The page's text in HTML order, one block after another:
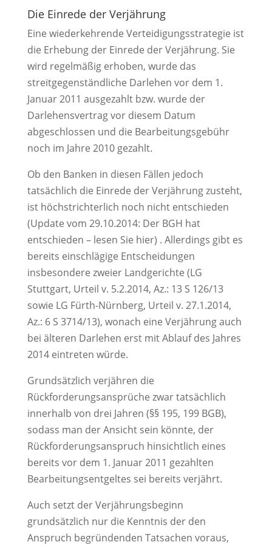
Die Einrede der Verjährung
Eine wiederkehrende Verteidigungsstrategie ist
die Erhebung der Einrede der Verjährung. Sie
wird regelmäßig erhoben, wurde das
streitgegenständliche Darlehen vor dem 1.
Januar 2011 ausgezahlt bzw. wurde der
Darlehensvertrag vor diesem Datum
abgeschlossen und die Bearbeitungsgebühr
noch im Jahre 2010 gezahlt.
Ob den Banken in diesen Fällen jedoch
tatsächlich die Einrede der Verjährung zusteht,
ist höchstrichterlich noch nicht entschieden
(Update vom 29.10.2014: Der BGH hat
entschieden – lesen Sie hier) . Allerdings gibt es
bereits einschlägige Entscheidungen
insbesondere zweier Landgerichte (LG
Stuttgart, Urteil v. 5.2.2014, Az.: 13 S 126/13
sowie LG Fürth-Nürnberg, Urteil v. 27.1.2014,
Az.: 6 S 3714/13), wonach eine Verjährung auch
bei älteren Darlehen erst mit Ablauf des Jahres
2014 eintreten würde.
Grundsätzlich verjähren die
Rückforderungsansprüche zwar tatsächlich
innerhalb von drei Jahren (§§ 195, 199 BGB),
sodass man der Ansicht sein könnte, der
Rückforderungsanspruch hinsichtlich eines
bereits vor dem 1. Januar 2011 gezahlten
Bearbeitungsentgeltes sei bereits verjährt.
Auch setzt der Verjährungsbeginn
grundsätzlich nur die Kenntnis der den
Anspruch begründenden Tatsachen voraus,